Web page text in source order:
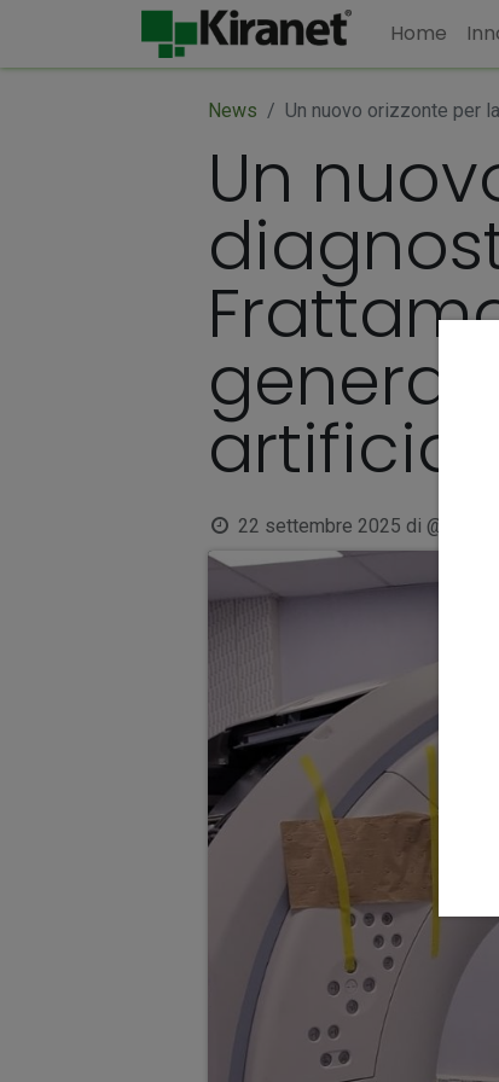
Home
News Un nuovo orizzonte per
Un
artificiale
22 settembre 2025 di